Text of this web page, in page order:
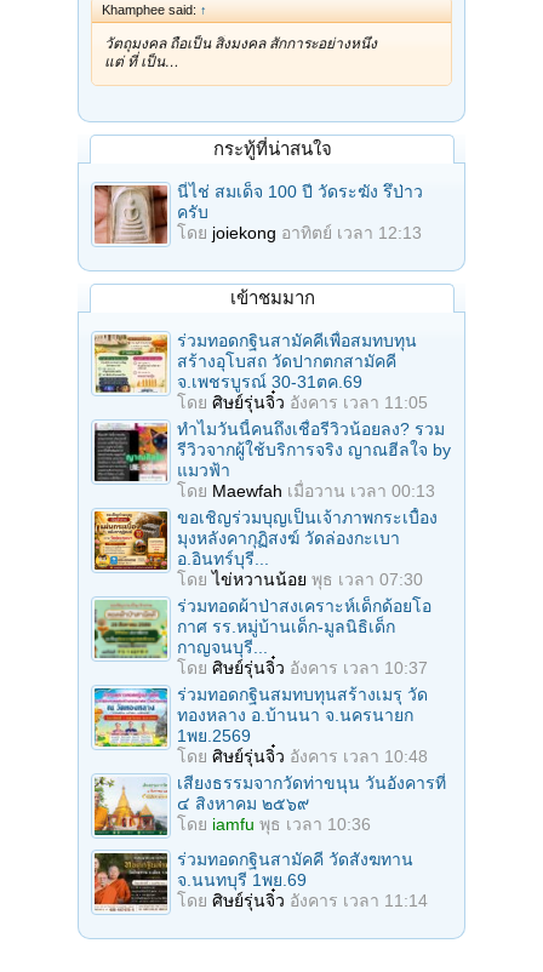
Khamphee said: ↑
วัตถุมงคล ถือเป็น สิ่งมงคล สักการะอย่างหนึ่ง
แต่ ที่ เป็น…
กระทู้ที่น่าสนใจ
นี่ไช่ สมเด็จ 100 ปี วัดระฆัง รึป่าว
ครับ
โดย joiekong อาทิตย์ เวลา 12:13
เข้าชมมาก
ร่วมทอดกฐินสามัคคีเพื่อสมทบทุน
สร้างอุโบสถ วัดปากตกสามัคคี
จ.เพชรบูรณ์ 30-31ตค.69
โดย ศิษย์รุ่นจิ๋ว อังคาร เวลา 11:05
ทำไมวันนี้คนถึงเชื่อรีวิวน้อยลง? รวม
รีวิวจากผู้ใช้บริการจริง ญาณฮีลใจ by
แมวฟ้า
โดย Maewfah เมื่อวาน เวลา 00:13
ขอเชิญร่วมบุญเป็นเจ้าภาพกระเบื้อง
มุงหลังคากุฏิสงฆ์ วัดล่องกะเบา
อ.อินทร์บุรี...
โดยไข่หวานน้อย พุธ เวลา 07:30
ร่วมทอดผ้าป่าสงเคราะห์เด็กด้อยโอ
กาศ รร.หมู่บ้านเด็ก-มูลนิธิเด็ก
กาญจนบุรี...
โดย ศิษย์รุ่นจิ๋ว อังคาร เวลา 10:37
ร่วมทอดกฐินสมทบทุนสร้างเมรุ วัด
ทองหลาง อ.บ้านนา จ.นครนายก
1พย.2569
โดย ศิษย์รุ่นจิ๋ว อังคาร เวลา 10:48
เสียงธรรมจากวัดท่าขนุน วันอังคารที่
๔ สิงหาคม ๒๕๖๙
โดย iamfu พุธ เวลา 10:36
ร่วมทอดกฐินสามัคคี วัดสังฆทาน
จ.นนทบุรี 1พย.69
โดย ศิษย์รุ่นจิ๋ว อังคาร เวลา 11:14